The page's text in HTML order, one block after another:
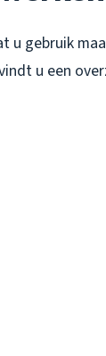
u gebruik
u een